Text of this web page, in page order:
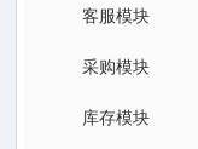
客服模块
采购模块
库存模块